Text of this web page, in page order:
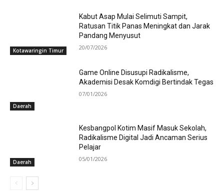
Kotawaringin Timur
Kabut Asap Mulai Selimuti Sampit,
Ratusan Titik Panas Meningkat dan Jarak
Pandang Menyusut
20/07/2026
Daerah
Game Online Disusupi Radikalisme,
Akademisi Desak Komdigi Bertindak Tegas
07/01/2026
Daerah
Kesbangpol Kotim Masif Masuk Sekolah,
Radikalisme Digital Jadi Ancaman Serius
Pelajar
05/01/2026